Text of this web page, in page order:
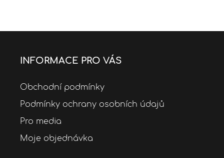
INFORMACE PRO VÁS
Obchodní podmínky
Podmínky ochrany osobních údajů
Pro media
Moje objednávka